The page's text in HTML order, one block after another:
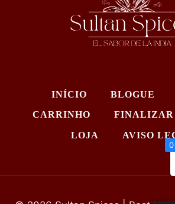
INÍCIO BLOGUE
CARRINHO FINALIZAR
LOJA AVISO
0